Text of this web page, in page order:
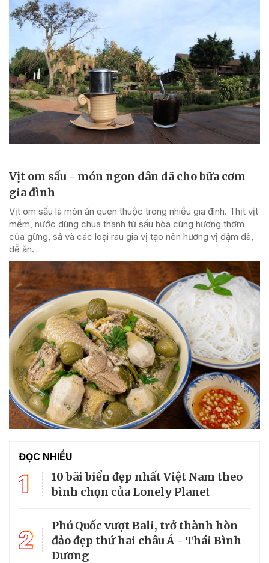
Vịt om sấu - món ngon dân dã cho bữa cơm
gia đình
Vịt om sấu là món ăn quen thuộc trong nhiều gia đình. Thịt vịt
mềm, nước dùng chua thanh từ sấu hòa cùng hương thơm
của gừng, sả và các loại rau gia vị tạo nên hương vị đậm đà,
dễ ăn.
ĐỌC NHIỀU
1
10 bãi biển đẹp nhất Việt Nam theo
bình chọn của Lonely Planet
2
Phú Quốc vượt Bali, trở thành hòn
đảo đẹp thứ hai châu Á - Thái Bình
Dương